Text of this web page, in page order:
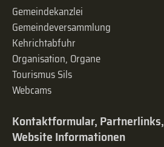
Gemeindekanzlei
Gemeinde­versammlung
Kehrichtabfuhr
Organisation, Organe
Tourismus Sils
Webcams
Kontaktformular, Partnerlinks,
Website Informationen